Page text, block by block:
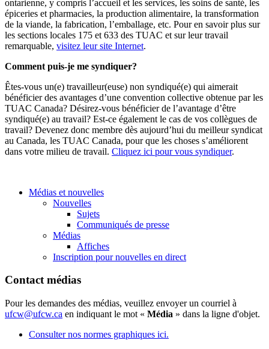
ontarienne, y compris l’accueil et les services, les soins de santé, les
épiceries et pharmacies, la production alimentaire, la transformation
de la viande, la fabrication, l’emballage, etc. Pour en savoir plus sur
les sections locales 175 et 633 des TUAC et sur leur travail
remarquable, visitez leur site Internet.
Comment puis-je me syndiquer?
Êtes-vous un(e) travailleur(euse) non syndiqué(e) qui aimerait
bénéficier des avantages d’une convention collective obtenue par les
TUAC Canada? Désirez-vous bénéficier de l’avantage d’être
syndiqué(e) au travail? Est-ce également le cas de vos collègues de
travail? Devenez donc membre dès aujourd’hui du meilleur syndicat
au Canada, les TUAC Canada, pour que les choses s’améliorent
dans votre milieu de travail. Cliquez ici pour vous syndiquer.
Médias et nouvelles
Nouvelles
Sujets
Communiqués de presse
Médias
Affiches
Inscription pour nouvelles en direct
Contact médias
Pour les demandes des médias, veuillez envoyer un courriel à
ufcw@ufcw.ca en indiquant le mot « Média » dans la ligne d'objet.
Consulter nos normes graphiques ici.